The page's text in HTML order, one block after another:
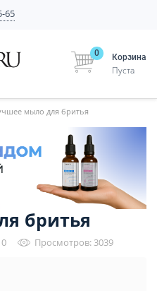
65
Корзина
0
Пуста
мыло для бритья
бритья
Просмотров: 3039